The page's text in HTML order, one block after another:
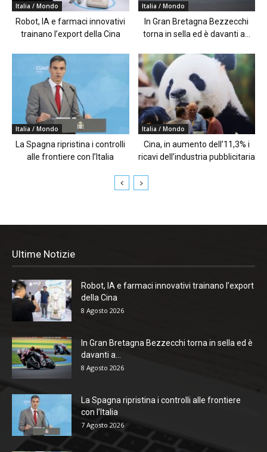
Italia / Mondo
Robot, IA e farmaci innovativi
trainano l’export della Cina
Italia / Mondo
In Gran Bretagna Bezzecchi
torna in sella ed è davanti a...
Italia / Mondo
La Spagna ripristina i controlli
alle frontiere con l’Italia
Italia / Mondo
Cina, in aumento dell’11,3% i
ricavi dell’industria pubblicitaria
Ultime Notizie
Robot, IA e farmaci innovativi trainano l’export
della Cina
8 Agosto 2026
In Gran Bretagna Bezzecchi torna in sella ed è
davanti a...
8 Agosto 2026
La Spagna ripristina i controlli alle frontiere
con l’Italia
7 Agosto 2026